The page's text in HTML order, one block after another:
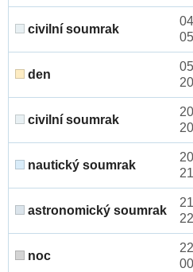
civilní soumrak
den
civilní soumrak
nautický soumrak
astronomický soumrak
noc